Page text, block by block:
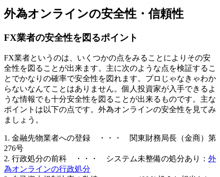
外為オンラインの安全性・信頼性
FX業者の安全性を図るポイント
FX業者というのは、いくつかの点をみることによりその安
全性を図ることが出来ます。主に次のような点を検証するこ
とでかなりの確率で安全性を図れます。プロじゃなきゃわか
らないなんてことはありません。個人投資家が入手できるよ
うな情報でも十分安全性を図ることが出来るものです。主な
ポイントは以下の点です。外為オンラインの安全性を見てみ
ましょう。
1. 金融先物業者への登録 ・・・ 関東財務局長（金商）第
276号
2. 行政処分の前科 ・・・ システム未整備の処分あり： 外
為オンラインの行政処分